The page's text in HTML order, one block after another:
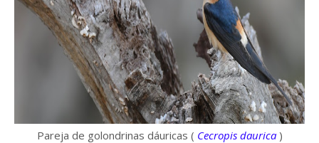
Pareja de golondrinas dáuricas ( Cecropis daurica)